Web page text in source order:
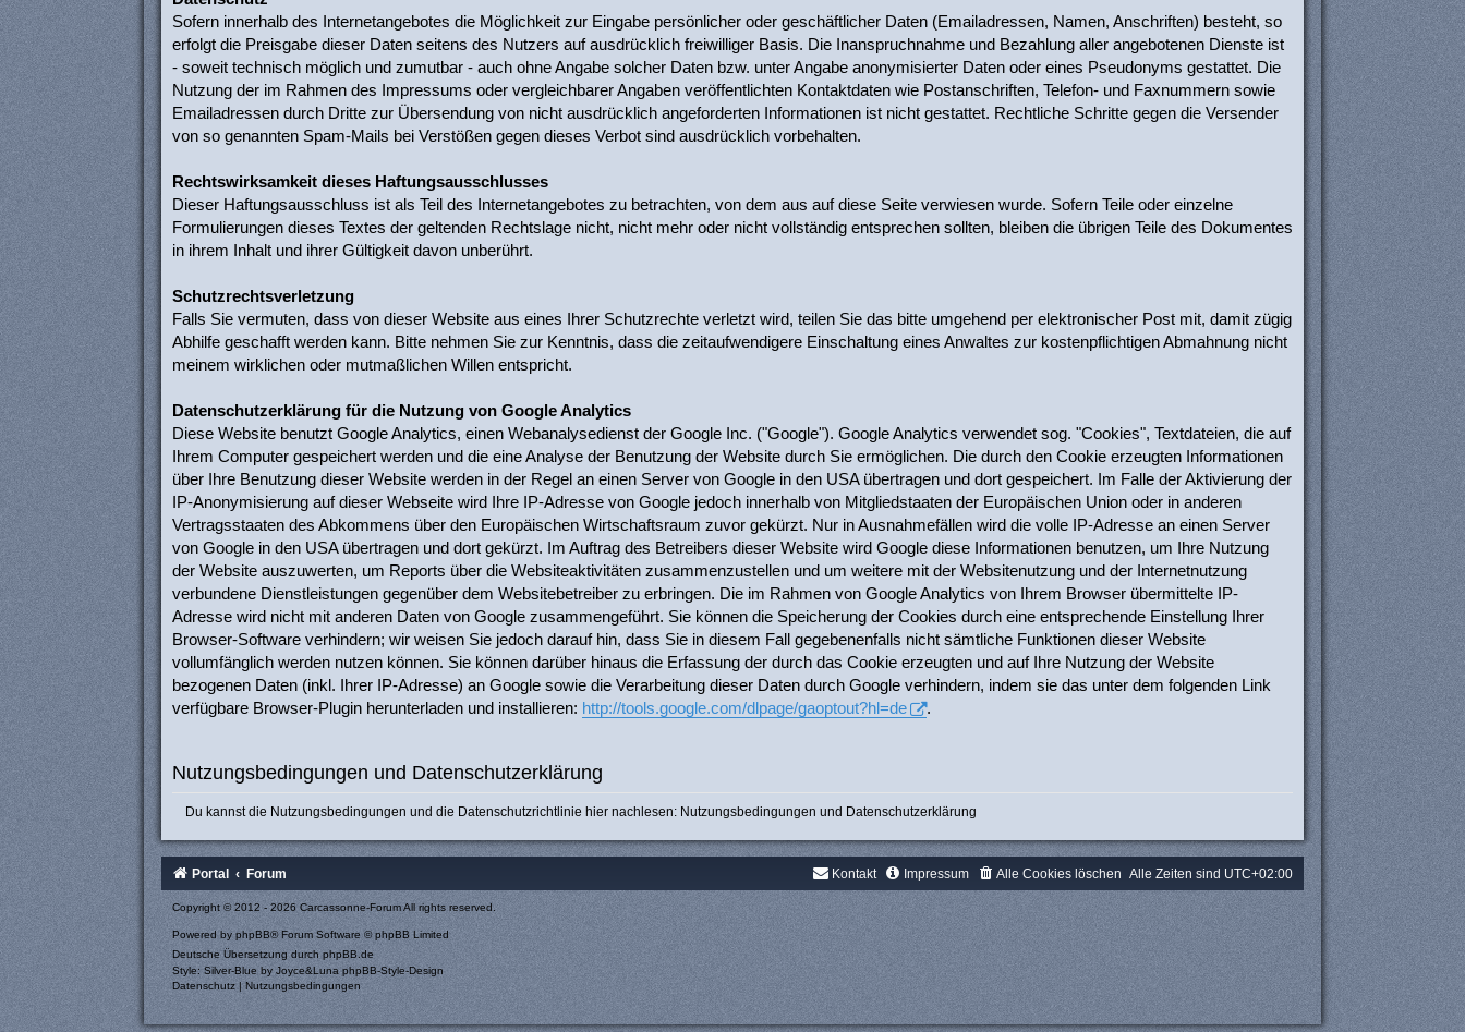
Sofern innerhalb des Internetangebotes die Möglichkeit zur Eingabe persönlicher oder geschäftlicher Daten (Emailadressen, Namen, Anschriften) besteht, so
erfolgt die Preisgabe dieser Daten seitens des Nutzers auf ausdrücklich freiwilliger Basis. Die Inanspruchnahme und Bezahlung aller angebotenen Dienste ist
- soweit technisch möglich und zumutbar - auch ohne Angabe solcher Daten bzw. unter Angabe anonymisierter Daten oder eines Pseudonyms gestattet. Die
Nutzung der im Rahmen des Impressums oder vergleichbarer Angaben veröffentlichten Kontaktdaten wie Postanschriften, Telefon- und Faxnummern sowie
Emailadressen durch Dritte zur Übersendung von nicht ausdrücklich angeforderten Informationen ist nicht gestattet. Rechtliche Schritte gegen die Versender
von so genannten Spam-Mails bei Verstößen gegen dieses Verbot sind ausdrücklich vorbehalten.
Rechtswirksamkeit dieses Haftungsausschlusses
Dieser Haftungsausschluss ist als Teil des Internetangebotes zu betrachten, von dem aus auf diese Seite verwiesen wurde. Sofern Teile oder einzelne
Formulierungen dieses Textes der geltenden Rechtslage nicht, nicht mehr oder nicht vollständig entsprechen sollten, bleiben die übrigen Teile des Dokumentes
in ihrem Inhalt und ihrer Gültigkeit davon unberührt.
Schutzrechtsverletzung
Falls Sie vermuten, dass von dieser Website aus eines Ihrer Schutzrechte verletzt wird, teilen Sie das bitte umgehend per elektronischer Post mit, damit zügig
Abhilfe geschafft werden kann. Bitte nehmen Sie zur Kenntnis, dass die zeitaufwendigere Einschaltung eines Anwaltes zur kostenpflichtigen Abmahnung nicht
meinem wirklichen oder mutmaßlichen Willen entspricht.
Datenschutzerklärung für die Nutzung von Google Analytics
Diese Website benutzt Google Analytics, einen Webanalysedienst der Google Inc. ("Google"). Google Analytics verwendet sog. "Cookies", Textdateien, die auf
Ihrem Computer gespeichert werden und die eine Analyse der Benutzung der Website durch Sie ermöglichen. Die durch den Cookie erzeugten Informationen
über Ihre Benutzung dieser Website werden in der Regel an einen Server von Google in den USA übertragen und dort gespeichert. Im Falle der Aktivierung der
IP-Anonymisierung auf dieser Webseite wird Ihre IP-Adresse von Google jedoch innerhalb von Mitgliedstaaten der Europäischen Union oder in anderen
Vertragsstaaten des Abkommens über den Europäischen Wirtschaftsraum zuvor gekürzt. Nur in Ausnahmefällen wird die volle IP-Adresse an einen Server
von Google in den USA übertragen und dort gekürzt. Im Auftrag des Betreibers dieser Website wird Google diese Informationen benutzen, um Ihre Nutzung
der Website auszuwerten, um Reports über die Websiteaktivitäten zusammenzustellen und um weitere mit der Websitenutzung und der Internetnutzung
verbundene Dienstleistungen gegenüber dem Websitebetreiber zu erbringen. Die im Rahmen von Google Analytics von Ihrem Browser übermittelte IP-
Adresse wird nicht mit anderen Daten von Google zusammengeführt. Sie können die Speicherung der Cookies durch eine entsprechende Einstellung Ihrer
Browser-Software verhindern; wir weisen Sie jedoch darauf hin, dass Sie in diesem Fall gegebenenfalls nicht sämtliche Funktionen dieser Website
vollumfänglich werden nutzen können. Sie können darüber hinaus die Erfassung der durch das Cookie erzeugten und auf Ihre Nutzung der Website
bezogenen Daten (inkl. Ihrer IP-Adresse) an Google sowie die Verarbeitung dieser Daten durch Google verhindern, indem sie das unter dem folgenden Link
verfügbare Browser-Plugin herunterladen und installieren: http://tools.google.com/dlpage/gaoptout?hl=de .
Nutzungsbedingungen und Datenschutzerklärung
Du kannst die Nutzungsbedingungen und die Datenschutzrichtlinie hier nachlesen: Nutzungsbedingungen und Datenschutzerklärung
Portal Forum Alle Zeiten sind UTC+02:00
Alle Cookies löschen
Impressum
Kontakt
Copyright © 2012 - 2026 Carcassonne-Forum All rights reserved.
Powered by phpBB® Forum Software © phpBB Limited
Deutsche Übersetzung durch phpBB.de
Style: Silver-Blue by Joyce&LunaphpBB-Style-Design
Datenschutz | Nutzungsbedingungen